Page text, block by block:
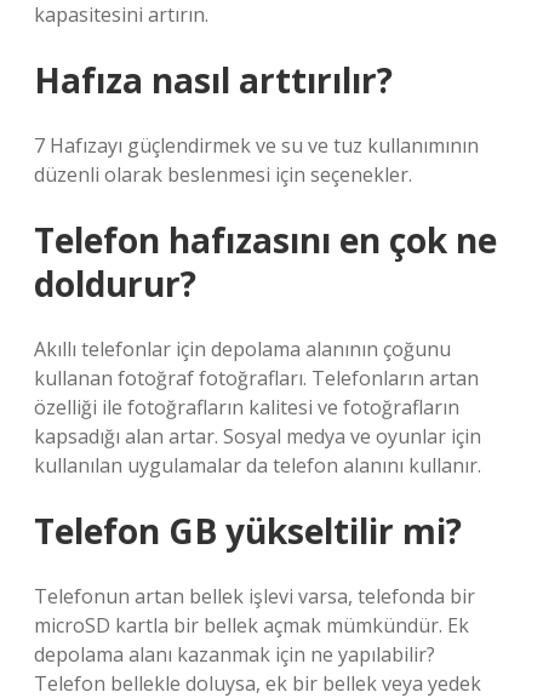
kapasitesini artırın.
Hafıza nasıl arttırılır?
7 Hafızayı güçlendirmek ve su ve tuz kullanımının
düzenli olarak beslenmesi için seçenekler.
Telefon hafızasını en çok ne
doldurur?
Akıllı telefonlar için depolama alanının çoğunu
kullanan fotoğraf fotoğrafları. Telefonların artan
özelliği ile fotoğrafların kalitesi ve fotoğrafların
kapsadığı alan artar. Sosyal medya ve oyunlar için
kullanılan uygulamalar da telefon alanını kullanır.
Telefon GB yükseltilir mi?
Telefonun artan bellek işlevi varsa, telefonda bir
microSD kartla bir bellek açmak mümkündür. Ek
depolama alanı kazanmak için ne yapılabilir?
Telefon bellekle doluysa, ek bir bellek veya yedek